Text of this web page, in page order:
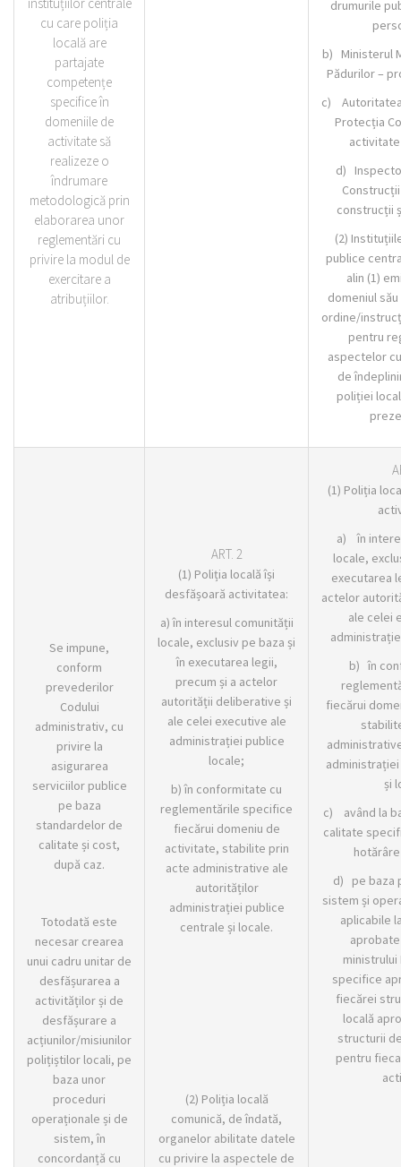
cu care poliția
locală are
partajate
competențe
specifice în
domeniile de
activitate să
realizeze o
îndrumare
metodologică prin
elaborarea unor
reglementări cu
privire la modul de
exercitare a
atribuțiilor.
drumurile
b) Ministerul
Pădurilor –
c)
Protecția
d)
construcții
(2)
publice
alin (1)
domeniul
ordine/
pentru
aspectelor
de
poliției
Se impune,
conform
prevederilor
Codului
administrativ, cu
privire la
asigurarea
serviciilor publice
pe baza
standardelor de
calitate și cost,
după caz.
Totodată este
necesar crearea
unui cadru unitar de
desfășurarea a
activităților și de
desfășurare a
acțiunilor/misiunilor
polițiștilor locali, pe
baza unor
proceduri
operaționale și de
sistem, în
concordanță cu
ART. 2
(1) Poliția locală își
desfășoară activitatea:
a) în interesul comunității
locale, exclusiv pe baza și
în executarea legii,
precum și a actelor
autorității deliberative și
ale celei executive ale
administrației publice
locale;
b) în conformitate cu
reglementările specifice
fiecărui domeniu de
activitate, stabilite prin
acte administrative ale
autorităților
administrației publice
centrale și locale.
(2) Poliția locală
comunică, de îndată,
organelor abilitate datele
cu privire la aspectele de
(1) Poliția
a) în
locale,
executarea
actelor
ale celei
b) în
fiecărui
și
c) având la
calitate
d) pe baza
sistem și
aplicabile
ministrului
specifice
fiecărei
locală
structurii
pentru